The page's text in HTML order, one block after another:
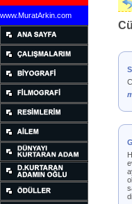
www.MuratArkin.com